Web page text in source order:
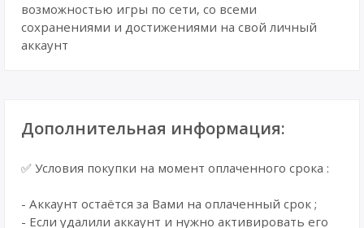
возможностью игры по сети, со всеми
сохранениями и достижениями на свой личный
аккаунт
Дополнительная информация:
✅ Условия покупки на момент оплаченного срока :
- Аккаунт остаётся за Вами на оплаченный срок ;
- Если удалили аккаунт и нужно активировать его